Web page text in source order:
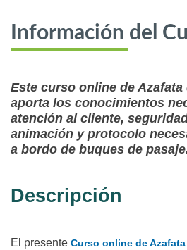
Información del
Este curso online de Azafata
aporta los conocimientos
atención al cliente,
animación y protocolo
a bordo de buques de
Descripción
El presente Curso online de